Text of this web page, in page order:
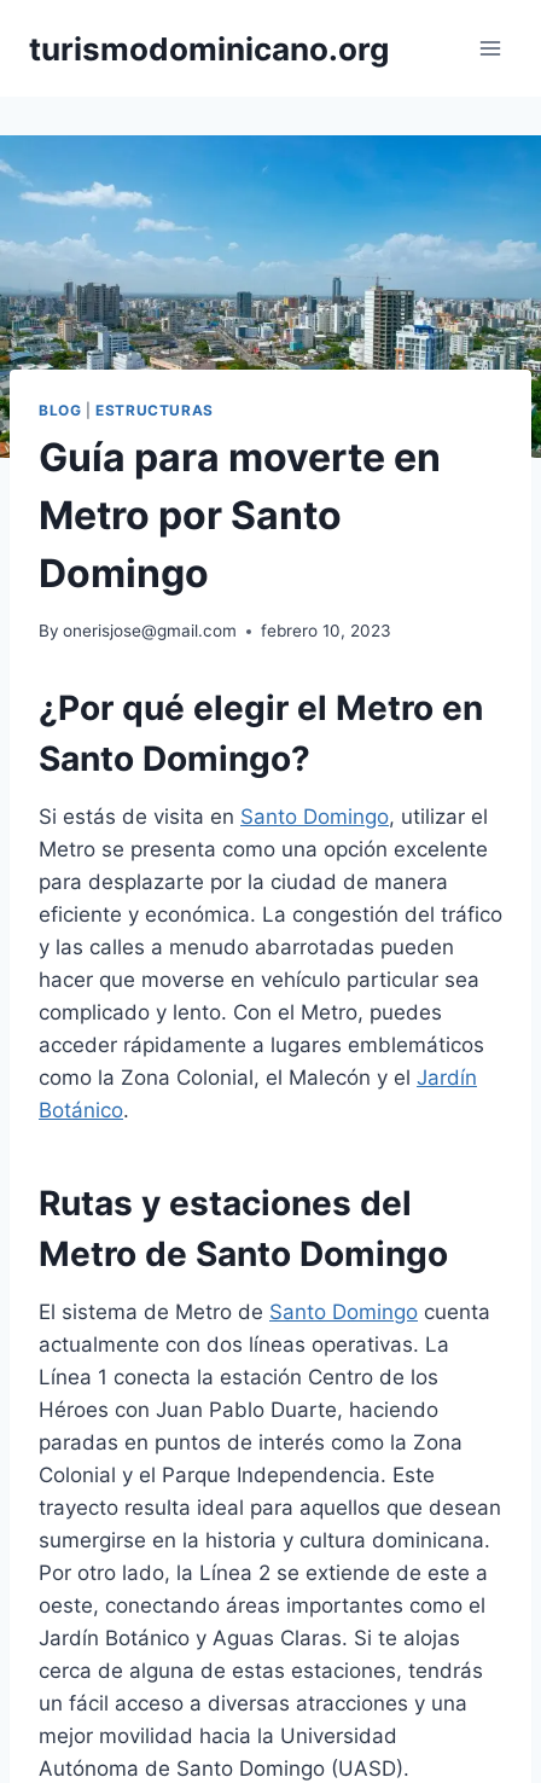
turismodominicano.org
BLOG |ESTRUCTURAS
Guía para moverte en
Metro por Santo
Domingo
By onerisjose@gmail.com febrero 10, 2023
¿Por qué elegir el Metro en
Santo Domingo?
Si estás de visita en Santo Domingo, utilizar el
Metro se presenta como una opción excelente
para desplazarte por la ciudad de manera
eficiente y económica. La congestión del tráfico
y las calles a menudo abarrotadas pueden
hacer que moverse en vehículo particular sea
complicado y lento. Con el Metro, puedes
acceder rápidamente a lugares emblemáticos
como la Zona Colonial, el Malecón y el Jardín
Botánico.
Rutas y estaciones del
Metro de Santo Domingo
El sistema de Metro de Santo Domingo cuenta
actualmente con dos líneas operativas. La
Línea 1 conecta la estación Centro de los
Héroes con Juan Pablo Duarte, haciendo
paradas en puntos de interés como la Zona
Colonial y el Parque Independencia. Este
trayecto resulta ideal para aquellos que desean
sumergirse en la historia y cultura dominicana.
Por otro lado, la Línea 2 se extiende de este a
oeste, conectando áreas importantes como el
Jardín Botánico y Aguas Claras. Si te alojas
cerca de alguna de estas estaciones, tendrás
un fácil acceso a diversas atracciones y una
mejor movilidad hacia la Universidad
Autónoma de Santo Domingo (UASD).